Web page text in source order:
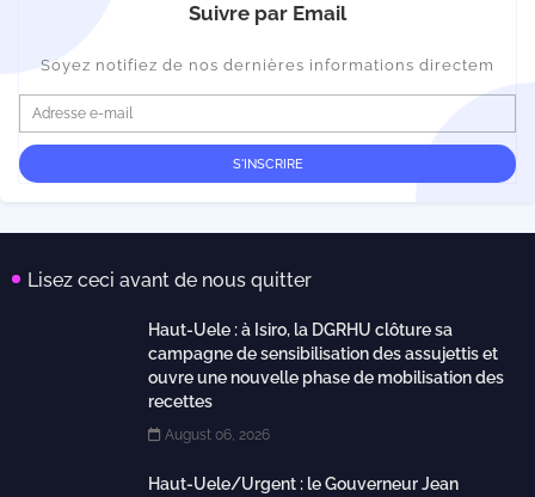
Suivre par Email
Soyez notifiez de nos dernières informations directem
Lisez ceci avant de nous quitter
Haut-Uele : à Isiro, la DGRHU clôture sa
campagne de sensibilisation des assujettis et
ouvre une nouvelle phase de mobilisation des
recettes
August 06, 2026
Haut-Uele/Urgent : le Gouverneur Jean